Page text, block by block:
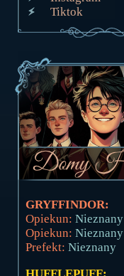
Tiktok
GRYFFINDOR:
Opiekun: Nieznany
Opiekun: Nieznany
Prefekt: Nieznany